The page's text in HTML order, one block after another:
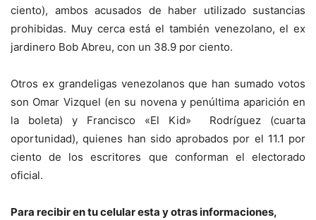
ciento), ambos acusados de haber utilizado sustancias
prohibidas. Muy cerca está el también venezolano, el ex
jardinero Bob Abreu, con un 38.9 por ciento.
Otros ex grandeligas venezolanos que han sumado votos
son Omar Vizquel (en su novena y penúltima aparición en
la boleta) y Francisco «El Kid» Rodríguez (cuarta
oportunidad), quienes han sido aprobados por el 11.1 por
ciento de los escritores que conforman el electorado
oficial.
Para recibir en tu celular esta y otras informaciones,